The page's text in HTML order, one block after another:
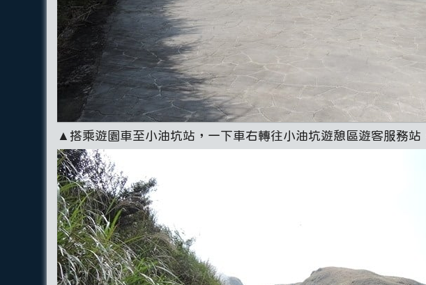
▲搭乘遊園車至小油坑站，一下車右轉往小油坑遊憩區遊客服務站